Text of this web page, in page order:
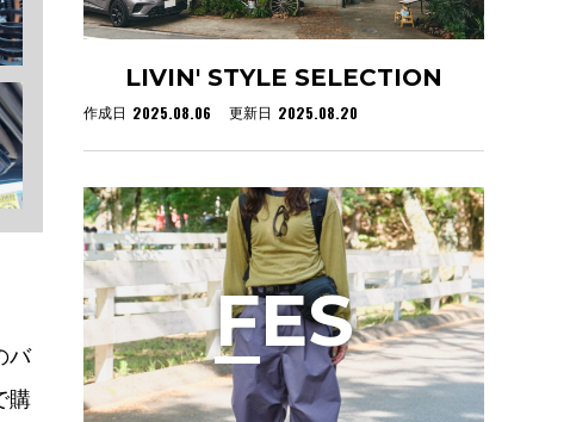
バ
購
LIVIN' STYLE SELECTION
作成日 2025.08.06 更新日 2025.08.20
FES